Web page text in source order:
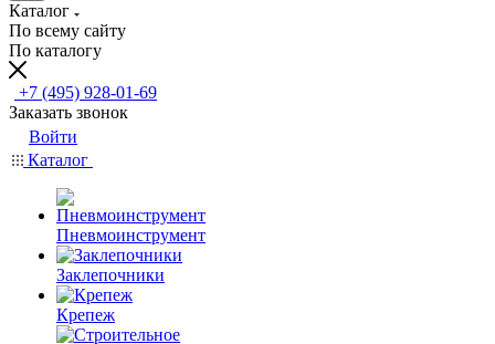
Каталог
По всему сайту
По каталогу
+7 (495) 928-01-69
Заказать звонок
Войти
Каталог
Пневмоинструмент
Заклепочники
Крепеж